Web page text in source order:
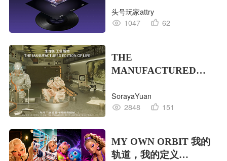
头号玩家attry
1047
62
THE
MANUFACTURED
的工业版本
SorayaYuan
2848
151
MY OWN ORBIT 我的
轨道，我的定义